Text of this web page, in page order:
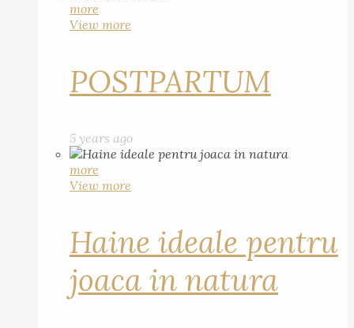
more
View more
POSTPARTUM
5 years ago
more
View more
Haine ideale pentru
joaca in natura